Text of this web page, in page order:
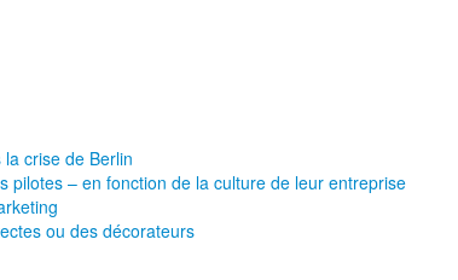
crise de Berlin
pilotes – en fonction de la culture de leur entreprise
ou des décorateurs